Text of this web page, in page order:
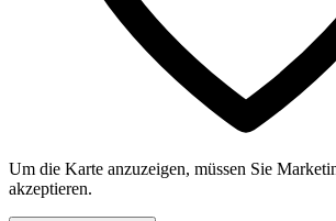
Um die Karte anzuzeigen, müssen Sie
akzeptieren.